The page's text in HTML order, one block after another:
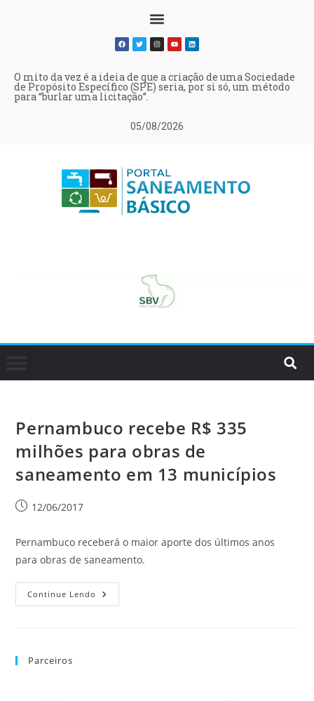
05/08/2026
O mito da vez é a ideia de que a criação de uma Sociedade
de Propósito Específico (SPE) seria, por si só, um método
para “burlar uma licitação”.
Pernambuco recebe R$ 335
milhões para obras de
saneamento em 13 municípios
12/06/2017
Pernambuco receberá o maior aporte dos últimos anos
para obras de saneamento.
Continue Lendo
Parceiros